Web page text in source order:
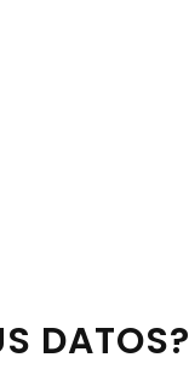
DATOS?